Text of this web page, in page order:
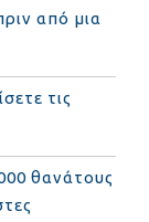
από μια
τις
θανάτους